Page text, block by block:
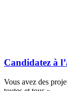
Candidatez à
Vous avez des